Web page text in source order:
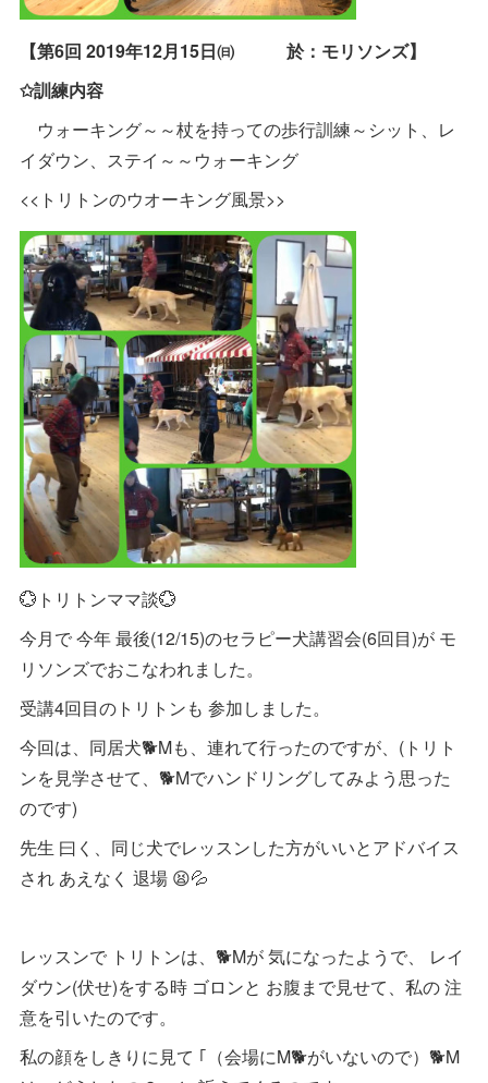
【第6回 2019年12月15日㈰ 於：モリソンズ】
✩訓練内容
ウォーキング～～杖を持っての歩行訓練～シット、レ
イダウン、ステイ～～ウォーキング
<<トリトンのウオーキング風景>>
💮トリトンママ談💮
今月で 今年 最後(12/15)のセラピー犬講習会(6回目)が モ
リソンズでおこなわれました。
受講4回目のトリトンも 参加しました。
今回は、同居犬🐕Mも、連れて行ったのですが、(トリト
ンを見学させて、🐕Mでハンドリングしてみよう思った
のです)
先生 曰く、同じ犬でレッスンした方がいいとアドバイス
され あえなく 退場 😫💦
レッスンで トリトンは、🐕Mが 気になったようで、 レイ
ダウン(伏せ)をする時 ゴロンと お腹まで見せて、私の 注
意を引いたのです。
私の顔をしきりに見て ｢（会場にM🐕がいないので）🐕M